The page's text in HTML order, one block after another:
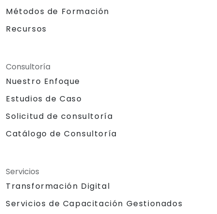
Métodos de Formación
Recursos
Consultoría
Nuestro Enfoque
Estudios de Caso
Solicitud de consultoría
Catálogo de Consultoría
Servicios
Transformación Digital
Servicios de Capacitación Gestionados